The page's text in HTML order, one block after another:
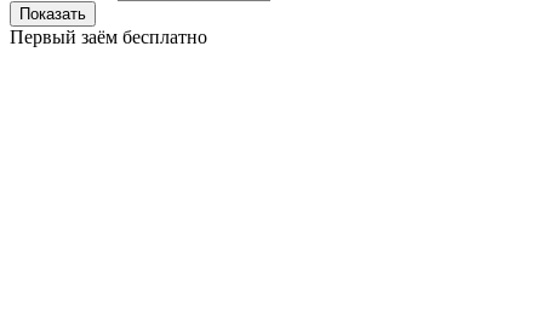
Показать
Первый заём бесплатно